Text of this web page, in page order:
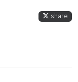
share